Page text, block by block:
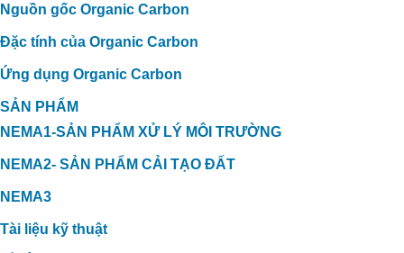
Nguồn gốc Organic Carbon
Đặc tính của Organic Carbon
Ứng dụng Organic Carbon
SẢN PHẨM
NEMA1-SẢN PHẨM XỬ LÝ MÔI TRƯỜNG
NEMA2- SẢN PHẨM CẢI TẠO ĐẤT
NEMA3
Tài liệu kỹ thuật